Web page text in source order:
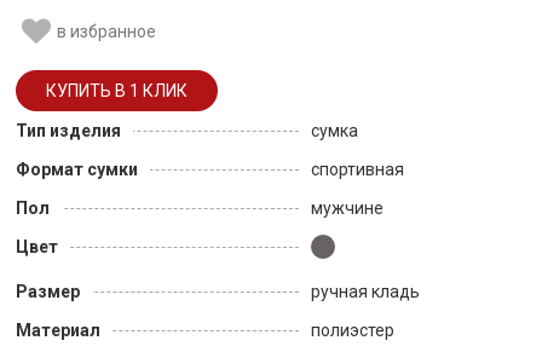
в избранное
Тип изделия
сумка
Формат сумки
спортивная
Пол
мужчине
Цвет
Размер
ручная кладь
Материал
полиэстер